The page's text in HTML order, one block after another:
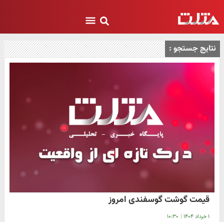
نتایج جستجو :
قیمت گوشت گوسفندی امروز
۱ خرداد ۱۴۰۴ | ۱۰:۳۰